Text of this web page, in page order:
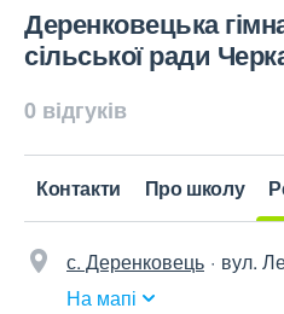
Деренковецька
сільської ради
0 відгуків
Контакти Про школу
с. Деренковець
вул.
На мапі